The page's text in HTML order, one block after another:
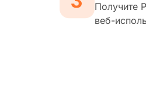
Получите
веб-